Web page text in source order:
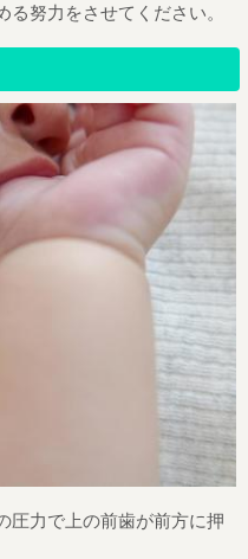
努力をさせてください。
圧力で上の前歯が前方に押